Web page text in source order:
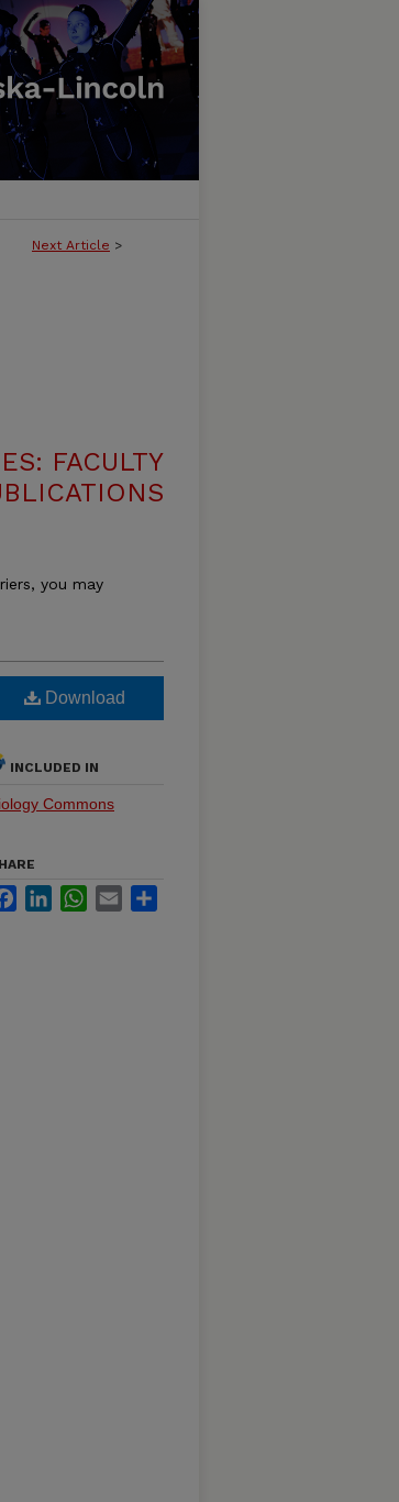
Next Article >
FACULTY
you may
Download
INCLUDED IN
Commons
FacebookLinkedInWhatsApp
Email